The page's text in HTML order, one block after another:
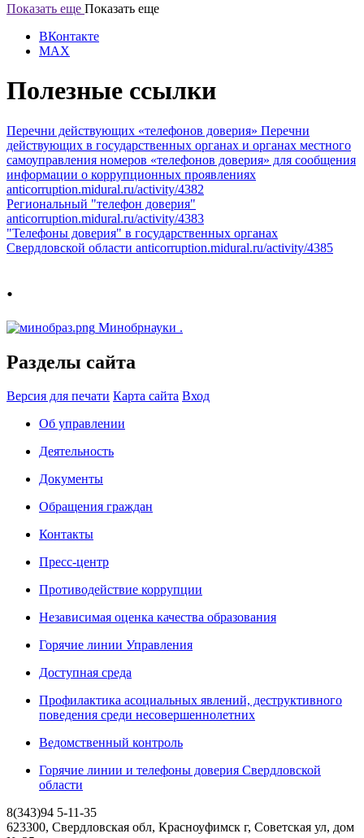
Показать еще Показать еще
ВКонтакте
MAX
Полезные ссылки
Перечни действующих «телефонов доверия» Перечни
действующих в государственных органах и органах местного
самоуправления номеров «телефонов доверия» для сообщения
информации о коррупционных проявлениях
anticorruption.midural.ru/activity/4382
Региональный "телефон доверия"
anticorruption.midural.ru/activity/4383
"Телефоны доверия" в государственных органах
Свердловской области anticorruption.midural.ru/activity/4385
.
Минобрнауки .
Разделы сайта
Версия для печати Карта сайта Вход
Об управлении
Деятельность
Документы
Обращения граждан
Контакты
Пресс-центр
Противодействие коррупции
Независимая оценка качества образования
Горячие линии Управления
Доступная среда
Профилактика асоциальных явлений, деструктивного
поведения среди несовершеннолетних
Ведомственный контроль
Горячие линии и телефоны доверия Свердловской
области
8(343)94 5-11-35
623300, Свердловская обл, Красноуфимск г, Советская ул, дом